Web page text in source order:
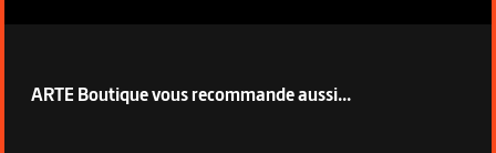
ARTE Boutique vous recommande aussi...